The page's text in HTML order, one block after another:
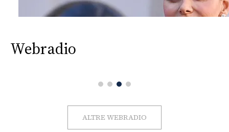
Webradio
ALTRE WEBRADIO